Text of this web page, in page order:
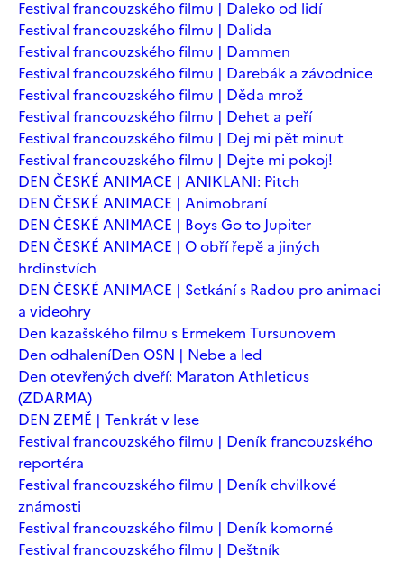
Festival francouzského filmu | Daleko od lidí
Festival francouzského filmu | Dalida
Festival francouzského filmu | Dammen
Festival francouzského filmu | Darebák a závodnice
Festival francouzského filmu | Děda mrož
Festival francouzského filmu | Dehet a peří
Festival francouzského filmu | Dej mi pět minut
Festival francouzského filmu | Dejte mi pokoj!
DEN ČESKÉ ANIMACE | ANIKLANI: Pitch
DEN ČESKÉ ANIMACE | Animobraní
DEN ČESKÉ ANIMACE | Boys Go to Jupiter
DEN ČESKÉ ANIMACE | O obří řepě a jiných
hrdinstvích
DEN ČESKÉ ANIMACE | Setkání s Radou pro animaci
a videohry
Den kazašského filmu s Ermekem Tursunovem
Den odhaleníDen OSN | Nebe a led
Den otevřených dveří: Maraton Athleticus
(ZDARMA)
DEN ZEMĚ | Tenkrát v lese
Festival francouzského filmu | Deník francouzského
reportéra
Festival francouzského filmu | Deník chvilkové
známosti
Festival francouzského filmu | Deník komorné
Festival francouzského filmu | Deštník